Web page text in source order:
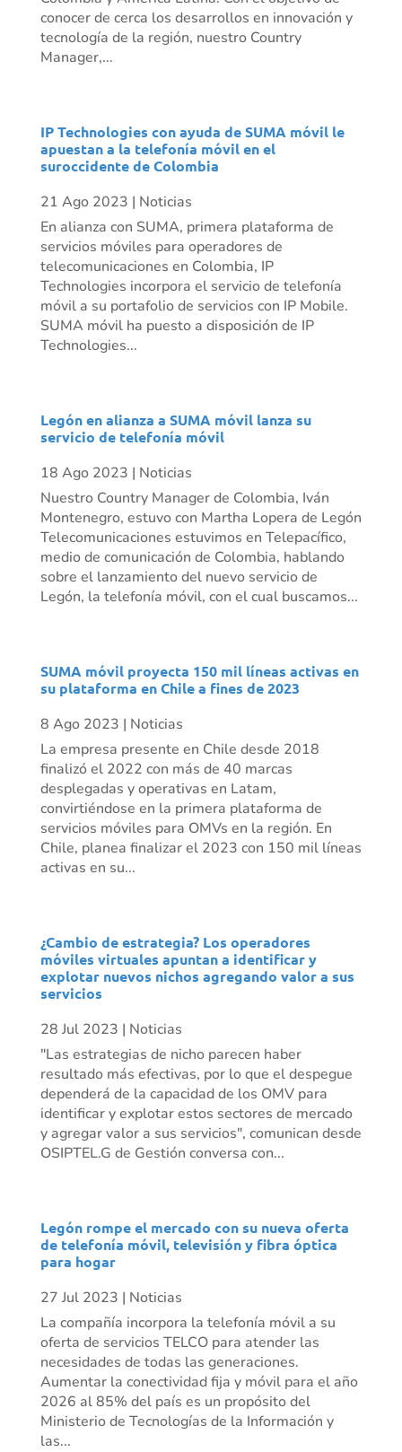
conocer de cerca los desarrollos en innovación y
tecnología de la región, nuestro Country
Manager,...
IP Technologies con ayuda de SUMA móvil le
apuestan a la telefonía móvil en el
suroccidente de Colombia
21 Ago 2023 | Noticias
En alianza con SUMA, primera plataforma de
servicios móviles para operadores de
telecomunicaciones en Colombia, IP
Technologies incorpora el servicio de telefonía
móvil a su portafolio de servicios con IP Mobile.
SUMA móvil ha puesto a disposición de IP
Technologies...
Legón en alianza a SUMA móvil lanza su
servicio de telefonía móvil
18 Ago 2023 | Noticias
Nuestro Country Manager de Colombia, Iván
Montenegro, estuvo con Martha Lopera de Legón
Telecomunicaciones estuvimos en Telepacífico,
medio de comunicación de Colombia, hablando
sobre el lanzamiento del nuevo servicio de
Legón, la telefonía móvil, con el cual buscamos...
SUMA móvil proyecta 150 mil líneas activas en
su plataforma en Chile a fines de 2023
8 Ago 2023 | Noticias
La empresa presente en Chile desde 2018
finalizó el 2022 con más de 40 marcas
desplegadas y operativas en Latam,
convirtiéndose en la primera plataforma de
servicios móviles para OMVs en la región. En
Chile, planea finalizar el 2023 con 150 mil líneas
activas en su...
¿Cambio de estrategia? Los operadores
móviles virtuales apuntan a identificar y
explotar nuevos nichos agregando valor a sus
servicios
28 Jul 2023 | Noticias
"Las estrategias de nicho parecen haber
resultado más efectivas, por lo que el despegue
dependerá de la capacidad de los OMV para
identificar y explotar estos sectores de mercado
y agregar valor a sus servicios", comunican desde
OSIPTEL.G de Gestión conversa con...
Legón rompe el mercado con su nueva oferta
de telefonía móvil, televisión y fibra óptica
para hogar
27 Jul 2023 | Noticias
La compañía incorpora la telefonía móvil a su
oferta de servicios TELCO para atender las
necesidades de todas las generaciones.
Aumentar la conectividad fija y móvil para el año
2026 al 85% del país es un propósito del
Ministerio de Tecnologías de la Información y
las...